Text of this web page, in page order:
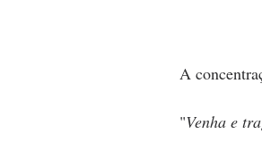
A
"Venha e